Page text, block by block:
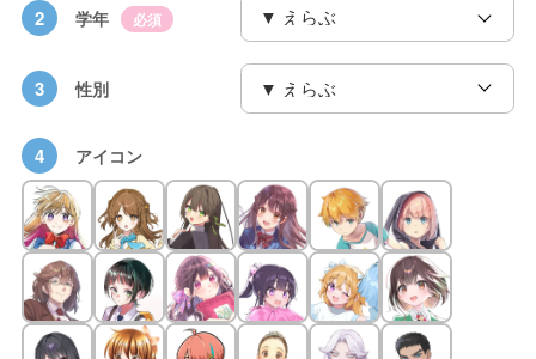
2 学年 必須
3 性別
4 アイコン